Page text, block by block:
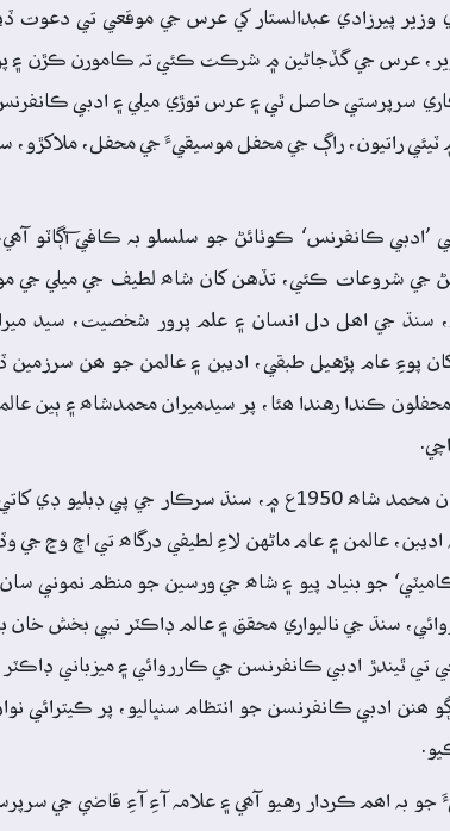
پيرزادي عبدالستار کي عرس جي موقعي تي دعوت ڏيئي
عرس جي گڏجاڻين ۾ شرڪت ڪئي تہ ڪامورن ڪڙن ۽
سرپرستي حاصل ٿي ۽ عرس توڙي ميلي ۽ ادبي
ٽيئي راتيون، راڳ جي محفل موسيقيءَ جي محفل،
’ادبي ڪانفرنس‘ ڪوٺائڻ جو سلسلو بہ ڪافي آڳاٽو
جي شروعات ڪئي، تڏهن کان شاھ لطيف جي ميلي جي
ڪيو ويو. انهيءَ سلسلي ۾ 1932ع ۾، سنڌ جي اھل دل انسان ۽ علم پرور
پوءِ عام پڙهيل طبقي، اديبن ۽ عالمن جو ھن سرزمين
ڪندا رهندا ھئا، پر سيدميران محمدشاھ ۽ ٻين
پاڪستان جي قيام کان پوءِ، جڏهن سيد ميران محمد شاھ 1950ع
اديبن، عالمن ۽ عام ماڻهن لاءِ لطيفي درگاھ تي اچ وڃ
سنڌ جي ناليواري محقق ۽ عالم ڊاڪٽر نبي بخش خان
نہ رڳو ھنن ادبي ڪانفرنسن جو انتظام سنڀاليو، پر
بہ اھم ڪردار رهيو آھي ۽ علامہ آءِ آءِ قاضي جي